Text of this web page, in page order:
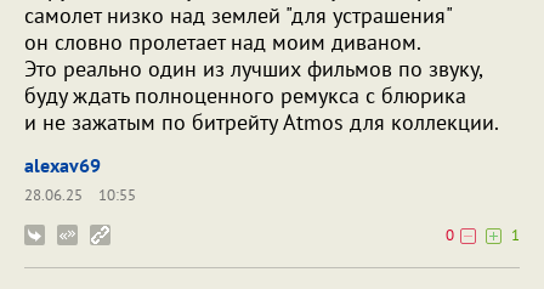
самолет низко над землей "для устрашения"
он словно пролетает над моим диваном.
Это реально один из лучших фильмов по звуку,
буду ждать полноценного ремукса с блюрика
и не зажатым по битрейту Atmos для коллекции.
alexav69
28.06.25
10:55
0
1